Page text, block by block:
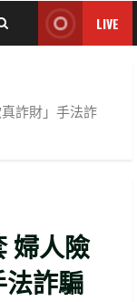
LIVE
詐財」手法詐
婦人險
詐騙